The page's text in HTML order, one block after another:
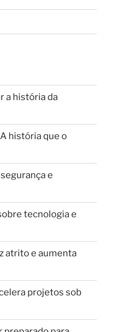
a história da
história que o
e
tecnologia e
atrito e aumenta
projetos sob